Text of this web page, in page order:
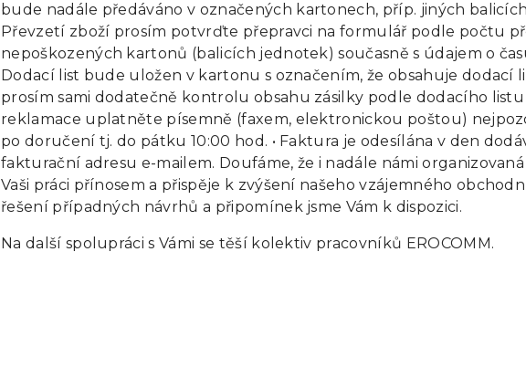
bude nadále předáváno v označených kartonech, příp. jiných
Převzetí zboží prosím potvrďte přepravci na formulář podle počtu
nepoškozených kartonů (balicích jednotek) současně s údajem o
Dodací list bude uložen v kartonu s označením, že obsahuje dodací
prosím sami dodatečně kontrolu obsahu zásilky podle dodacího
reklamace uplatněte písemně (faxem, elektronickou poštou)
po doručení tj. do pátku 10:00 hod. • Faktura je odesílána v den
fakturační adresu e-mailem. Doufáme, že i nadále námi
Vaši práci přínosem a přispěje k zvýšení našeho vzájemného
řešení případných návrhů a připomínek jsme Vám k dispozici.
Na další spolupráci s Vámi se těší kolektiv pracovníků EROCOMM.